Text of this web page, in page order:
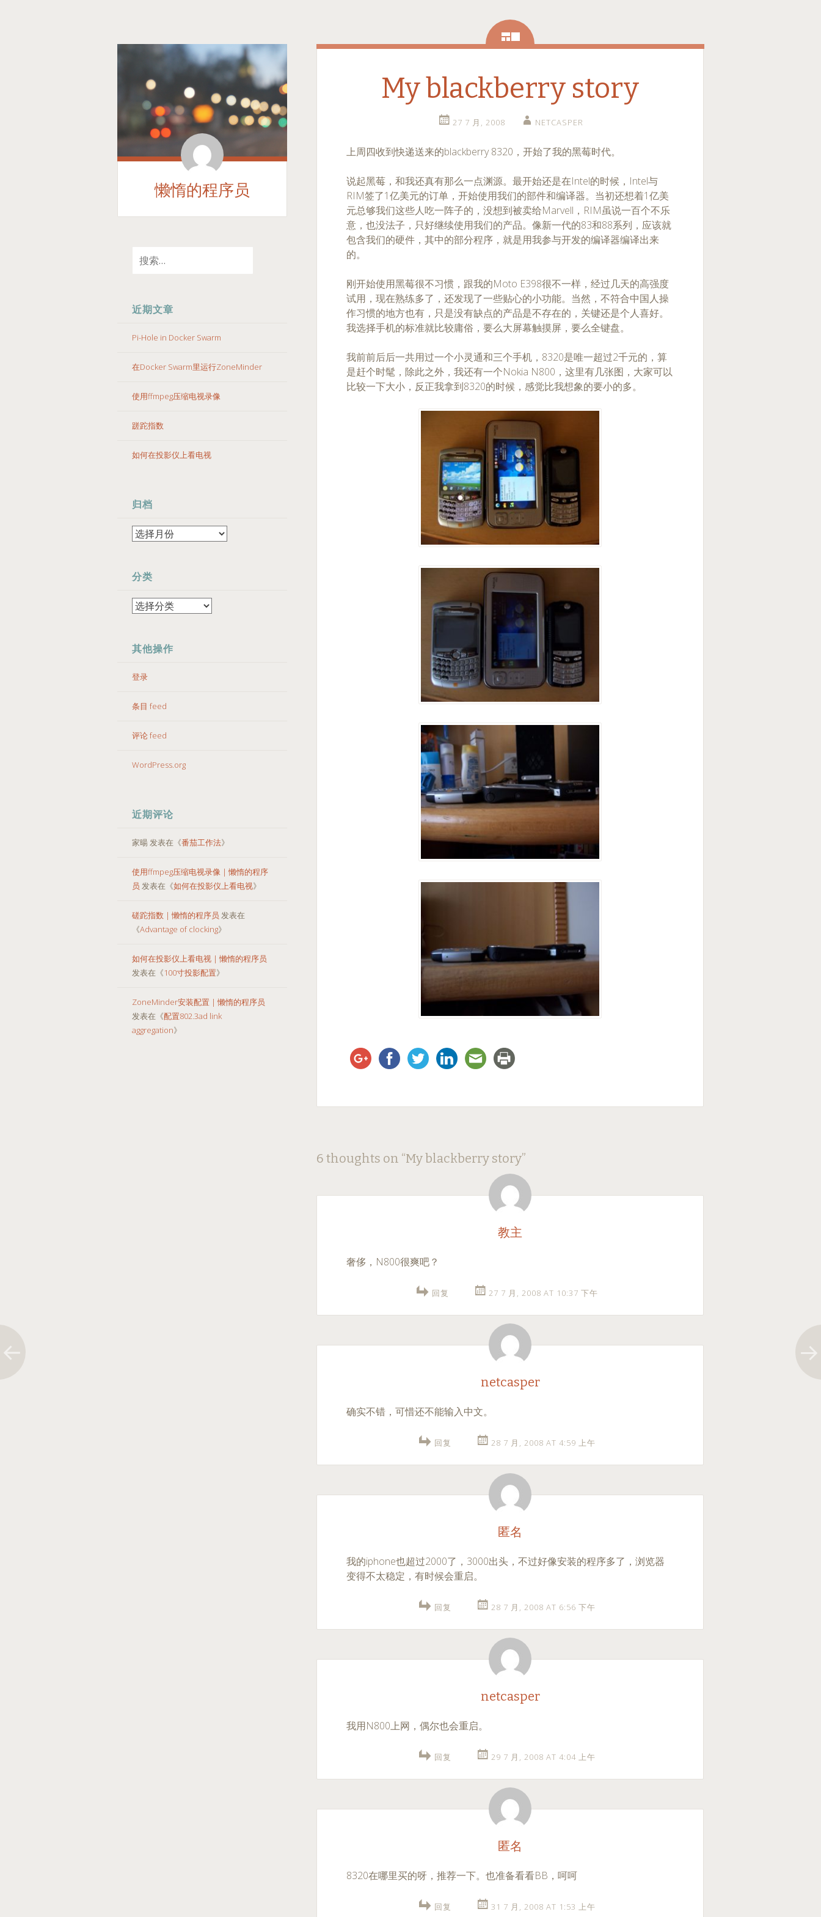
懒惰的程序员
TO
近期文章
Pi-Hole in Docker Swarm
在Docker Swarm里运行ZoneMinder
使用ffmpeg压缩电视录像
蹉跎指数
如何在投影仪上看电视
归档
分类
其他操作
登录
条目 feed
评论 feed
WordPress.org
近期评论
家暘发表在《番茄工作法》
使用ffmpeg压缩电视录像 | 懒惰的程序
员 发表在《如何在投影仪上看电视》
磋跎指数 | 懒惰的程序员 发表在
《Advantage of clocking》
如何在投影仪上看电视 | 懒惰的程序员
发表在《100寸投影配置》
ZoneMinder安装配置 | 懒惰的程序员
发表在《配置802.3ad link
aggregation》
相
My blackberry story
27 7 月, 2008 NETCASPER
上周四收到快递送来的blackberry 8320，开始了我的黑莓时代。
说起黑莓，和我还真有那么一点渊源。最开始还是在Intel的时候，Intel与
RIM签了1亿美元的订单，开始使用我们的部件和编译器。当初还想着1亿美
元总够我们这些人吃一阵子的，没想到被卖给Marvell，RIM虽说一百个不乐
意，也没法子，只好继续使用我们的产品。像新一代的83和88系列，应该就
包含我们的硬件，其中的部分程序，就是用我参与开发的编译器编译出来
的。
刚开始使用黑莓很不习惯，跟我的Moto E398很不一样，经过几天的高强度
试用，现在熟练多了，还发现了一些贴心的小功能。当然，不符合中国人操
作习惯的地方也有，只是没有缺点的产品是不存在的，关键还是个人喜好。
我选择手机的标准就比较庸俗，要么大屏幕触摸屏，要么全键盘。
我前前后后一共用过一个小灵通和三个手机，8320是唯一超过2千元的，算
是赶个时髦，除此之外，我还有一个Nokia N800，这里有几张图，大家可以
比较一下大小，反正我拿到8320的时候，感觉比我想象的要小的多。
Post
navigation
←
→
6 thoughts on “My blackberry story”
教主
奢侈，N800很爽吧？
回复 27 7 月, 2008 AT 10:37 下午
netcasper
确实不错，可惜还不能输入中文。
回复 28 7 月, 2008 AT 4:59 上午
匿名
我的iphone也超过2000了，3000出头，不过好像安装的程序多了，浏览器
变得不太稳定，有时候会重启。
回复 28 7 月, 2008 AT 6:56 下午
netcasper
我用N800上网，偶尔也会重启。
回复 29 7 月, 2008 AT 4:04 上午
匿名
8320在哪里买的呀，推荐一下。也准备看看BB，呵呵
回复 31 7 月, 2008 AT 1:53 上午